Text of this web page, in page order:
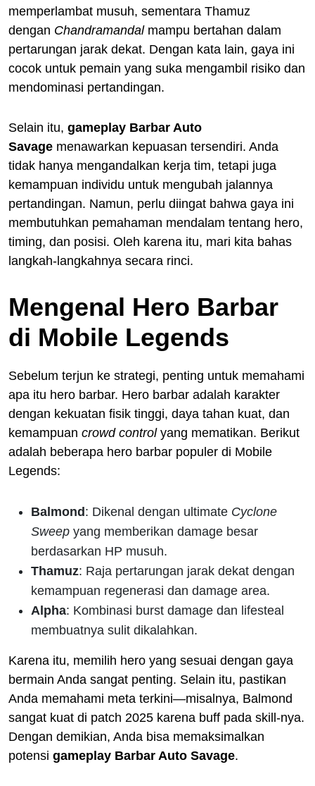
memperlambat musuh, sementara Thamuz
dengan Chandramandalmampu bertahan dalam
pertarungan jarak dekat. Dengan kata lain, gaya ini
cocok untuk pemain yang suka mengambil risiko dan
mendominasi pertandingan.
Selain itu, gameplay Barbar Auto
Savage menawarkan kepuasan tersendiri. Anda
tidak hanya mengandalkan kerja tim, tetapi juga
kemampuan individu untuk mengubah jalannya
pertandingan. Namun, perlu diingat bahwa gaya ini
membutuhkan pemahaman mendalam tentang hero,
timing, dan posisi. Oleh karena itu, mari kita bahas
langkah-langkahnya secara rinci.
Mengenal Hero Barbar
di Mobile Legends
Sebelum terjun ke strategi, penting untuk memahami
apa itu hero barbar. Hero barbar adalah karakter
dengan kekuatan fisik tinggi, daya tahan kuat, dan
kemampuan crowd controlyang mematikan. Berikut
adalah beberapa hero barbar populer di Mobile
Legends:
Balmond: Dikenal dengan ultimate Cyclone
Sweep yang memberikan damage besar
berdasarkan HP musuh.
Thamuz: Raja pertarungan jarak dekat dengan
kemampuan regenerasi dan damage area.
Alpha: Kombinasi burst damage dan lifesteal
membuatnya sulit dikalahkan.
Karena itu, memilih hero yang sesuai dengan gaya
bermain Anda sangat penting. Selain itu, pastikan
Anda memahami meta terkini—misalnya, Balmond
sangat kuat di patch 2025 karena buff pada skill-nya.
Dengan demikian, Anda bisa memaksimalkan
potensi gameplay Barbar Auto Savage.